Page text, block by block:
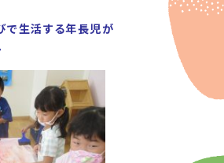
生活する年長児が